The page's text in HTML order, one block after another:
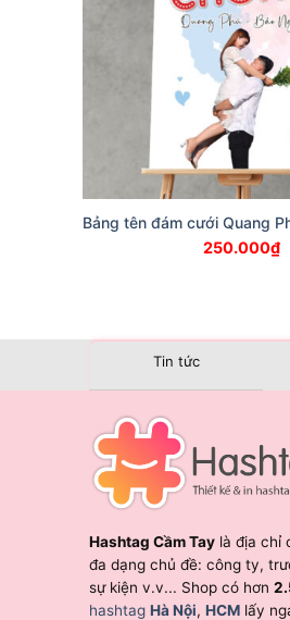
Bảng tên đám cưới Quang
250.000₫
Tin tức
Hashtag Cầm Tay là địa chỉ
đa dạng chủ đề: công ty,
sự kiện v.v... Shop có hơn
hashtag Hà Nội, HCM lấy